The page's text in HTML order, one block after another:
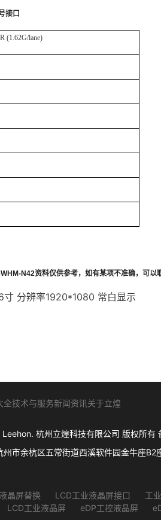
接口
(1.62G/lane)
N42资料仅供参考，如有某项不准确，可以
寸 分辨率1920*1080 常白显示
全技术与服务新闻资讯关于立煌
杭州立煌科技有限公司 版权所有
州市余杭区五常街道西溪软件园金牛座
液晶屏替换 LCD工业液晶屏接口 工
LCD工业液晶屏 eDP工控液晶屏